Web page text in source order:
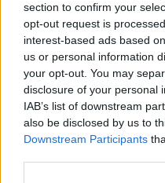
section to confirm your
opt-out request is
interest-based ads based
us or personal information
your opt-out. You may
disclosure of your personal
IAB’s list of downstream
also be disclosed by us to
Downstream Participants
Εγγραφή